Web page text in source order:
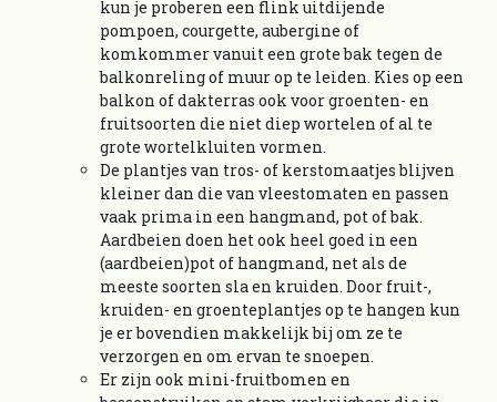
kun je proberen een flink uitdijende
pompoen, courgette, aubergine of
komkommer vanuit een grote bak tegen de
balkonreling of muur op te leiden. Kies op een
balkon of dakterras ook voor groenten- en
fruitsoorten die niet diep wortelen of al te
grote wortelkluiten vormen.
De plantjes van tros- of kerstomaatjes blijven
kleiner dan die van vleestomaten en passen
vaak prima in een hangmand, pot of bak.
Aardbeien doen het ook heel goed in een
(aardbeien)pot of hangmand, net als de
meeste soorten sla en kruiden. Door fruit-,
kruiden- en groenteplantjes op te hangen kun
je er bovendien makkelijk bij om ze te
verzorgen en om ervan te snoepen.
Er zijn ook mini-fruitbomen en